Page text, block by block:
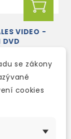
VIDEO -
DVD
762 Kč
se zákony
cookies